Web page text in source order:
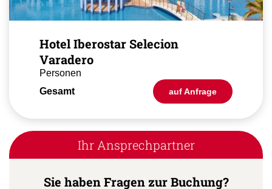
Hotel Iberostar Selecion
Varadero
Personen
Gesamt
auf Anfrage
Ihr Ansprechpartner
Sie haben Fragen zur Buchung?